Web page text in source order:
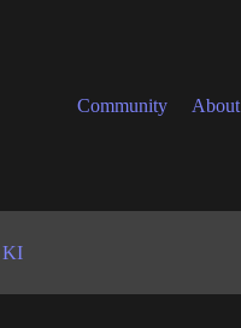
Community
KI